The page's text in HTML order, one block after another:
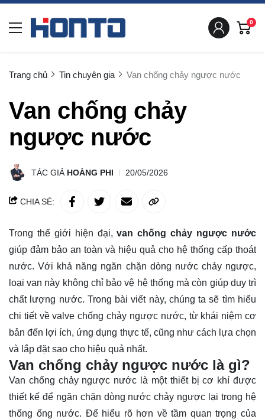
0
Trang chủ Tin chuyên gia Van chống chảy ngược nước
Van chống chảy
ngược nước
TÁC GIẢ HOÀNG PHI 20/05/2026
CHIA SẺ:
Trong thế giới hiện đại,van chống chảy ngược nước
giúp đảm bảo an toàn và hiệu quả cho hệ thống cấp thoát
nước. Với khả năng ngăn chặn dòng nước chảy ngược,
loại van này không chỉ bảo vệ hệ thống mà còn giúp duy trì
chất lượng nước. Trong bài viết này, chúng ta sẽ tìm hiểu
chi tiết về valve chống chảy ngược nước, từ khái niệm cơ
bản đến lợi ích, ứng dụng thực tế, cũng như cách lựa chọn
và lắp đặt sao cho hiệu quả nhất.
Van chống chảy ngược nước là gì?
Van chống chảy ngược nước là một thiết bị cơ khí được
thiết kế để ngăn chặn dòng nước chảy ngược lại trong hệ
thống ống nước. Để hiểu rõ hơn về tầm quan trọng của